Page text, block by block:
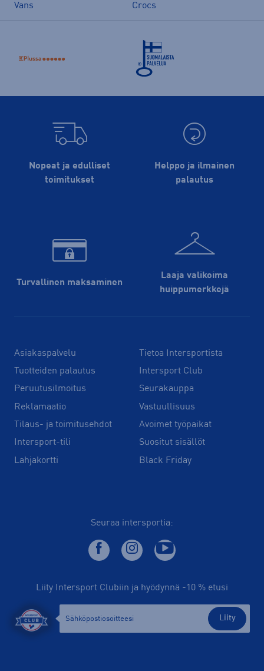
Vans
Crocs
Nopeat ja edulliset
toimitukset
Helppo ja ilmainen
palautus
Turvallinen maksaminen
Laaja valikoima
huippu­merkkejä
Asiakaspalvelu
Tuotteiden palautus
Peruutusilmoitus
Reklamaatio
Tilaus- ja toimitusehdot
Intersport-tili
Lahjakortti
Tietoa Intersportista
Intersport Club
Seurakauppa
Vastuullisuus
Avoimet työpaikat
Suositut sisällöt
Black Friday
Seuraa intersportia:
Liity Intersport Clubiin ja hyödynnä -10 % etusi
Liity